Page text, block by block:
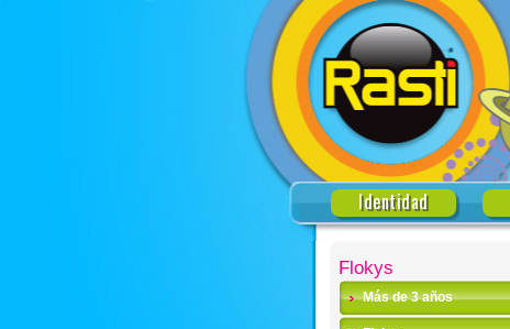
Identidad
Flokys
Más de 3 años